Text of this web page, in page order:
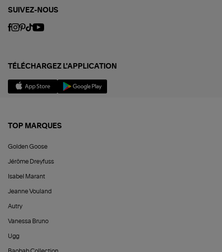
SUIVEZ-NOUS
TÉLÉCHARGEZ L'APPLICATION
TOP MARQUES
Golden Goose
Jérôme Dreyfuss
Isabel Marant
Jeanne Vouland
Autry
Vanessa Bruno
Ugg